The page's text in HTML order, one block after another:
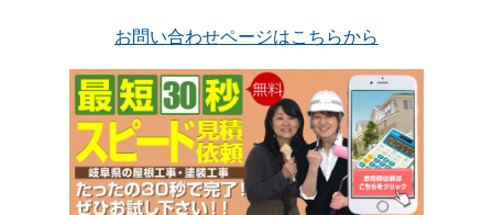
お問い合わせページはこちらから